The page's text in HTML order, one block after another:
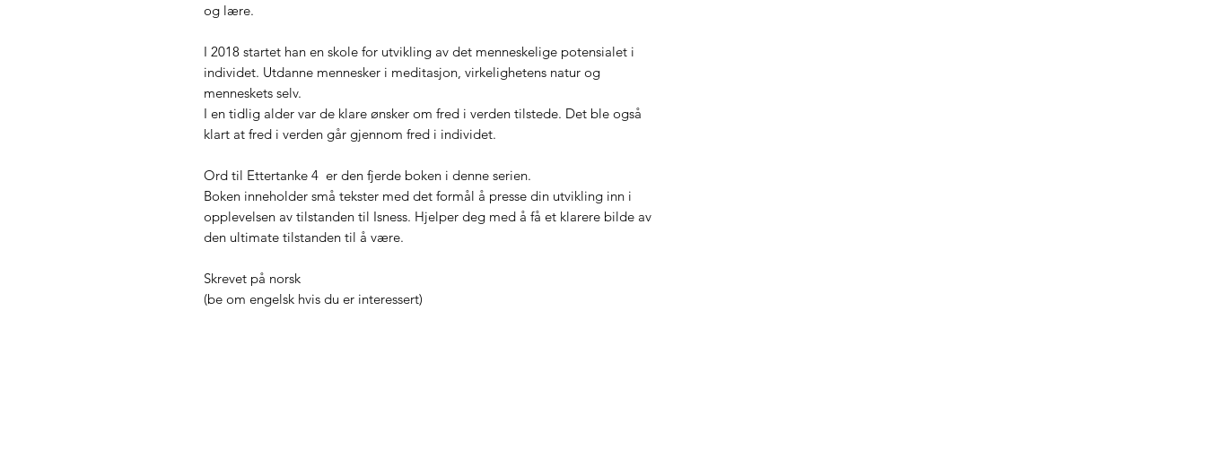
og lære.
I 2018 startet han en skole for utvikling av det menneskelige potensialet i
individet. Utdanne mennesker i meditasjon, virkelighetens natur og
menneskets selv.
I en tidlig alder var de klare ønsker om fred i verden tilstede. Det ble også
klart at fred i verden går gjennom fred i individet.
Ord til Ettertanke 4 er den fjerde boken i denne serien.
Boken inneholder små tekster med det formål å presse din utvikling inn i
opplevelsen av tilstanden til Isness. Hjelper deg med å få et klarere bilde av
den ultimate tilstanden til å være.
Skrevet på norsk
(be om engelsk hvis du er interessert)